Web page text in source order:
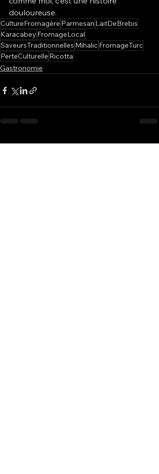
douloureuse.
CultureFromagère Parmesan LaitDeBrebis
Karacabey FromageLocal
SaveursTraditionnelles Mihalic FromageTurc
PerteCulturelle Ricotta
Gastronomie
Voir tout